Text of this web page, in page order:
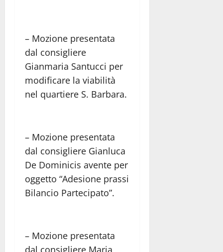
– Mozione presentata
dal consigliere
Gianmaria Santucci per
modificare la viabilità
nel quartiere S. Barbara.
– Mozione presentata
dal consigliere Gianluca
De Dominicis avente per
oggetto “Adesione prassi
Bilancio Partecipato”.
– Mozione presentata